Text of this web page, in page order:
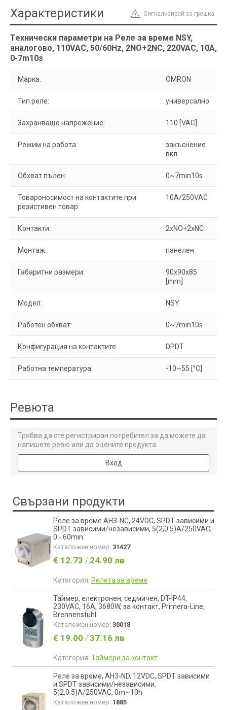
Сигнализирай за грешка
Характеристики
Технически параметри на Реле за време NSY,
аналогово, 110VАC, 50/60Hz, 2NO+2NC, 220VAC, 10A,
0-7m10s
Марка: OMRON
Тип реле: универсално
Захранващо напрежение: 110 [VAC]
Режим на работа:
закъснение
вкл.
Обхват пълен: 0~7min10s
Товароносимост на контактите при
резистивен товар:
10A/250VAC
Контакти: 2xNO+2xNC
Монтаж: панелен
Габаритни размери:
90x90x85
[mm]
Модел: NSY
Работен обхват: 0~7min10s
Конфигурация на контактите: DPDT
Работна температура: -10~55 [°C]
Ревюта
Трябва да сте регистриран потребител за да можете да
напишете ревю или да оцените продукта.
Вход
Свързани продукти
Реле за време AH3-NC, 24VDC, SPDT зависими и
SPDT зависими/независими, 5(2,0.5)A/250VAC,
0 - 60min.
Каталожен номер: 31427
€ 12.73 / 24.90 лв
Категория: Релета за време
Таймер, електронен, седмичен, DT-IP44,
230VAC, 16A, 3680W, за контакт, Primera-Line,
Brennenstuhl
Каталожен номер: 30018
€ 19.00 / 37.16 лв
Категория: Таймери за контакт
Реле за време, AH3-ND, 12VDC, SPDT зависими
и SPDT зависими/независими,
5(2,0.5)A/250VAC, 0m~10h
Каталожен номер: 1885